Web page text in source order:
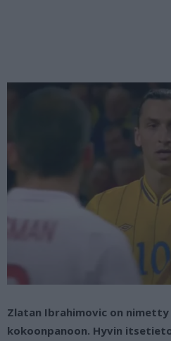
Zlatan Ibrahimovic on nimetty
kokoonpanoon. Hyvin